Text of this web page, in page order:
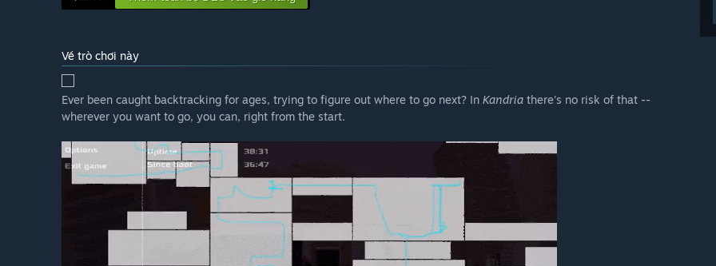
Về trò chơi này
Ever been caught backtracking for ages, trying to figure out where to go next? In Kandria there's no risk of that --
wherever you want to go, you can, right from the start.